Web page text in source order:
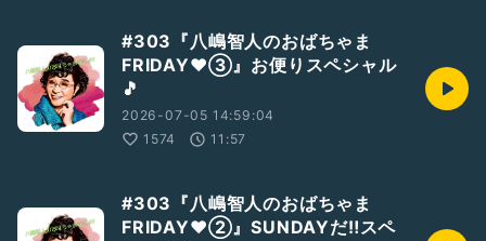
#303『八嶋智人のおばちゃま
FRIDAY❤③』お便りスペシャル
🎵
2026-07-05 14:59:04
1574
11:57
#303『八嶋智人のおばちゃま
FRIDAY❤②』SUNDAYだ‼️スペ